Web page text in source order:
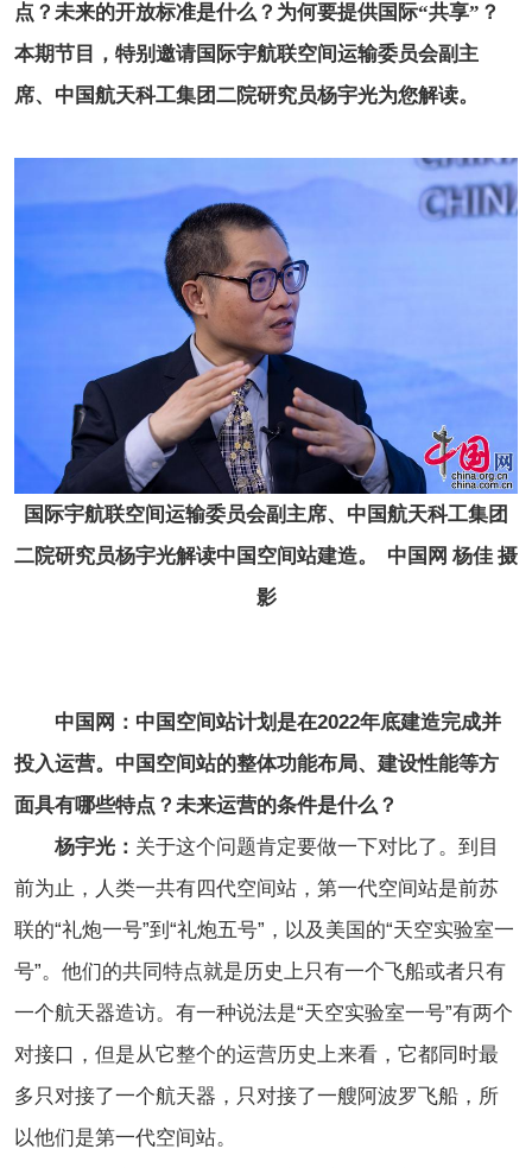
点？未来的开放标准是什么？为何要提供国际“共享”？
本期节目，特别邀请国际宇航联空间运输委员会副主
席、中国航天科工集团二院研究员杨宇光为您解读。
国际宇航联空间运输委员会副主席、中国航天科工集团
二院研究员杨宇光解读中国空间站建造。 中国网 杨佳 摄
影
中国网：中国空间站计划是在2022年底建造完成并
投入运营。中国空间站的整体功能布局、建设性能等方
面具有哪些特点？未来运营的条件是什么？
杨宇光： 关于这个问题肯定要做一下对比了。到目
前为止，人类一共有四代空间站，第一代空间站是前苏
联的“礼炮一号”到“礼炮五号”，以及美国的“天空实验室一
号”。他们的共同特点就是历史上只有一个飞船或者只有
一个航天器造访。有一种说法是“天空实验室一号”有两个
对接口，但是从它整个的运营历史上来看，它都同时最
多只对接了一个航天器，只对接了一艘阿波罗飞船，所
以他们是第一代空间站。